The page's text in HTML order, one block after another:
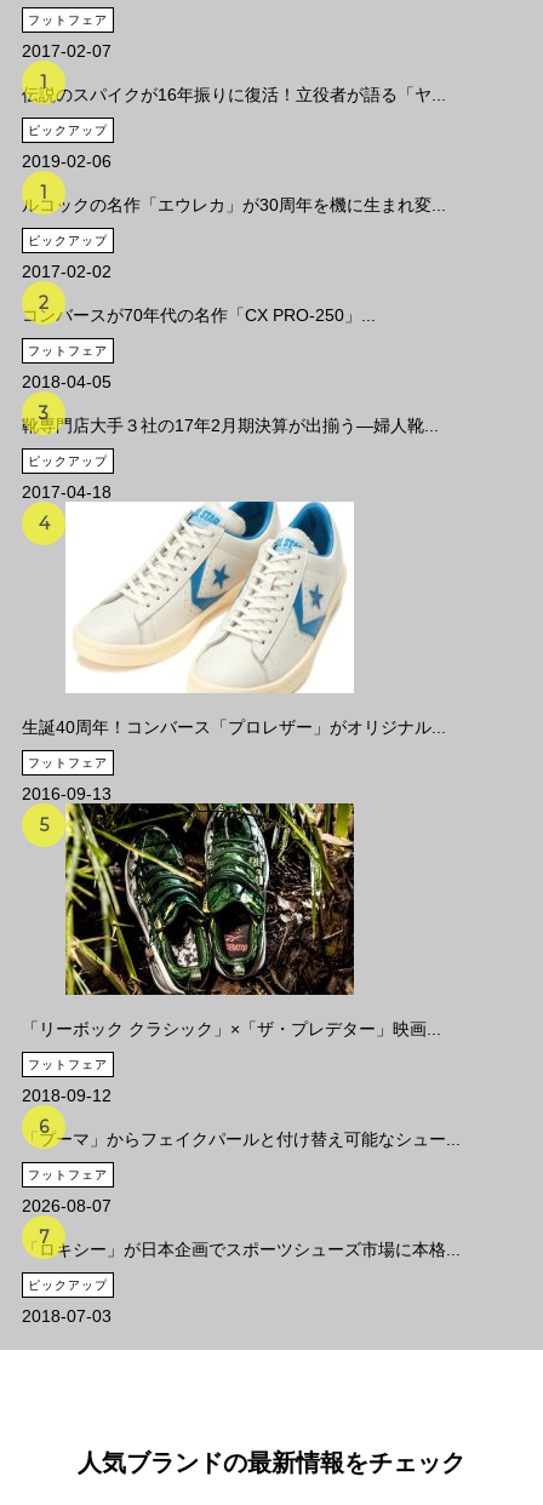
フットフェア
2017-02-07
伝説のスパイクが16年振りに復活！立役者が語る「ヤ...
ピックアップ
2019-02-06
ルコックの名作「エウレカ」が30周年を機に生まれ変...
ピックアップ
2017-02-02
コンバースが70年代の名作「CX PRO-250」...
フットフェア
2018-04-05
靴専門店大手３社の17年2月期決算が出揃う―婦人靴...
ピックアップ
2017-04-18
生誕40周年！コンバース「プロレザー」がオリジナル...
フットフェア
2016-09-13
「リーボック クラシック」×「ザ・プレデター」映画...
フットフェア
2018-09-12
「プーマ」からフェイクパールと付け替え可能なシュー...
フットフェア
2026-08-07
「ロキシー」が日本企画でスポーツシューズ市場に本格...
ピックアップ
2018-07-03
人気ブランドの最新情報をチェック